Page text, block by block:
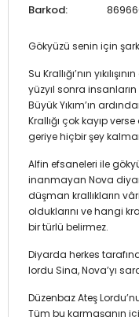
Barkod:
Gökyüzü senin için
Su Krallığı’nın
yüzyıl sonra
Büyük Yıkım’ın
Krallığı çok kayıp
geriye hiçbir şey
Alfin efsaneleri ile
inanmayan Nova
düşman krallıkların
olduklarını ve hangi
bir türlü belirmez.
Diyarda herkes
lordu Sina, Nova’yı
Düzenbaz Ateş
Tüm bu karmaşanın